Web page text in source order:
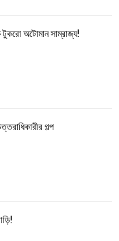
অটোমান সাম্রাজ্য!
গল্প